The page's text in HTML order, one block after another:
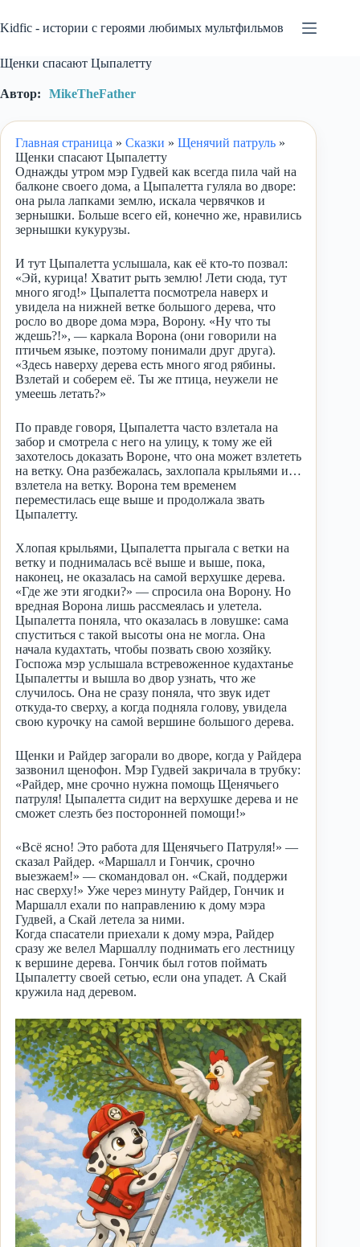
к
сути
Kidfic - истории с героями любимых мультфильмов
Щенки спасают Цыпалетту
Автор: MikeTheFather
Главная страница » Сказки » Щенячий патруль »
Щенки спасают Цыпалетту
Однажды утром мэр Гудвей как всегда пила чай на
балконе своего дома, а Цыпалетта гуляла во дворе:
она рыла лапками землю, искала червячков и
зернышки. Больше всего ей, конечно же, нравились
зернышки кукурузы.
И тут Цыпалетта услышала, как её кто-то позвал:
«Эй, курица! Хватит рыть землю! Лети сюда, тут
много ягод!» Цыпалетта посмотрела наверх и
увидела на нижней ветке большого дерева, что
росло во дворе дома мэра, Ворону. «Ну что ты
ждешь?!», — каркала Ворона (они говорили на
птичьем языке, поэтому понимали друг друга).
«Здесь наверху дерева есть много ягод рябины.
Взлетай и соберем её. Ты же птица, неужели не
умеешь летать?»
По правде говоря, Цыпалетта часто взлетала на
забор и смотрела с него на улицу, к тому же ей
захотелось доказать Вороне, что она может взлететь
на ветку. Она разбежалась, захлопала крыльями и…
взлетела на ветку. Ворона тем временем
переместилась еще выше и продолжала звать
Цыпалетту.
Хлопая крыльями, Цыпалетта прыгала с ветки на
ветку и поднималась всё выше и выше, пока,
наконец, не оказалась на самой верхушке дерева.
«Где же эти ягодки?» — спросила она Ворону. Но
вредная Ворона лишь рассмеялась и улетела.
Цыпалетта поняла, что оказалась в ловушке: сама
спуститься с такой высоты она не могла. Она
начала кудахтать, чтобы позвать свою хозяйку.
Госпожа мэр услышала встревоженное кудахтанье
Цыпалетты и вышла во двор узнать, что же
случилось. Она не сразу поняла, что звук идет
откуда-то сверху, а когда подняла голову, увидела
свою курочку на самой вершине большого дерева.
Щенки и Райдер загорали во дворе, когда у Райдера
зазвонил щенофон. Мэр Гудвей закричала в трубку:
«Райдер, мне срочно нужна помощь Щенячьего
патруля! Цыпалетта сидит на верхушке дерева и не
сможет слезть без посторонней помощи!»
«Всё ясно! Это работа для Щенячьего Патруля!» —
сказал Райдер. «Маршалл и Гончик, срочно
выезжаем!» — скомандовал он. «Скай, поддержи
нас сверху!» Уже через минуту Райдер, Гончик и
Маршалл ехали по направлению к дому мэра
Гудвей, а Скай летела за ними.
Когда спасатели приехали к дому мэра, Райдер
сразу же велел Маршаллу поднимать его лестницу
к вершине дерева. Гончик был готов поймать
Цыпалетту своей сетью, если она упадет. А Скай
кружила над деревом.